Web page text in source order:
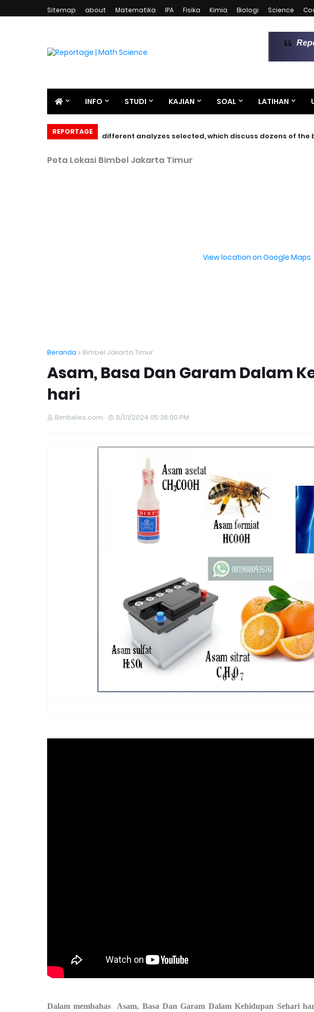
Sitemap about Matematika IPA Fisika Kimia Biologi Science
INFO STUDI KAJIAN SOAL LATIHAN
REPORTAGE
Peta Lokasi Bimbel Jakarta Timur
View location on Google Maps
Beranda Bimbel Jakarta Timur
Asam, Basa Dan Garam Dalam
hari
Bimbeles.com 8/01/2024 05:36:00 PM
Dalam membahas Asam, Basa Dan Garam Dalam Kehidupan Sehari